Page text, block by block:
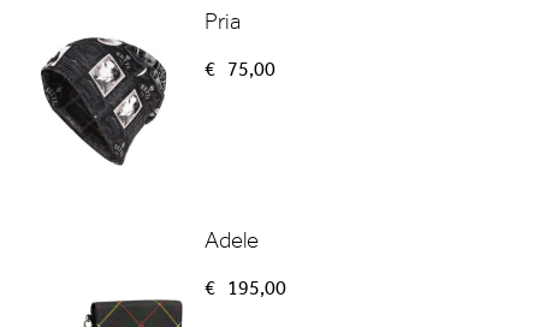
Pria
€ 75,00
Adele
€ 195,00